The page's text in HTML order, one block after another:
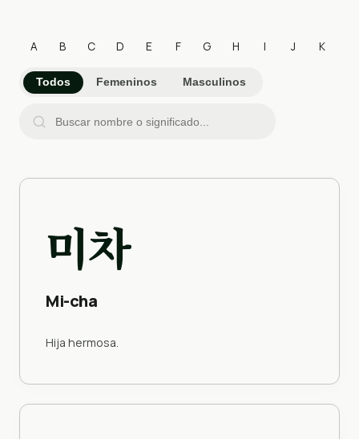
A B C D E F G H I J K
Todos Femeninos Masculinos
미차
Mi-cha
Hija hermosa.